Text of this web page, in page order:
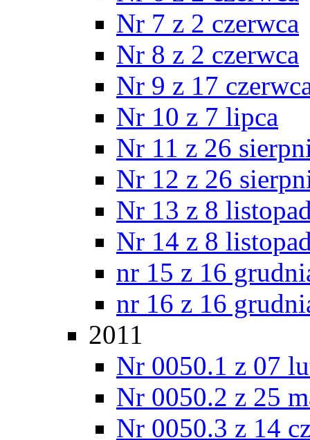
Nr 7 z 2 czerwca
Nr 8 z 2 czerwca
Nr 9 z 17
Nr 10 z 7 lipca
Nr 11 z 26
Nr 12 z 26
Nr 13 z 8
Nr 14 z 8
nr 15 z 16
nr 16 z 16
2011
Nr 0050.1 z 07
Nr 0050.2 z 25
Nr 0050.3 z 14